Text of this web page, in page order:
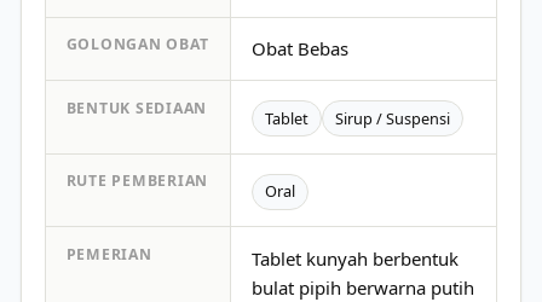
GOLONGAN OBAT Obat Bebas
BENTUK SEDIAAN Tablet Sirup / Suspensi
RUTE PEMBERIAN Oral
PEMERIAN
Tablet kunyah berbentuk
bulat pipih berwarna putih